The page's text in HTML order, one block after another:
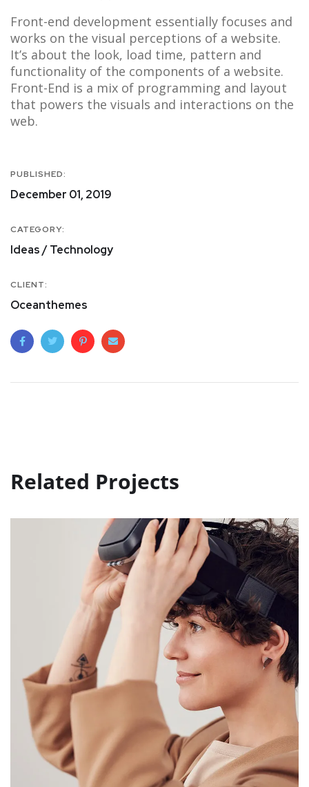
Front-end development essentially focuses and
works on the visual perceptions of a website.
It’s about the look, load time, pattern and
functionality of the components of a website.
Front-End is a mix of programming and layout
that powers the visuals and interactions on the
web.
PUBLISHED:
December 01, 2019
CATEGORY:
Ideas / Technology
CLIENT:
Oceanthemes
Related Projects
Your New Reality
/ TECHNOLOGY